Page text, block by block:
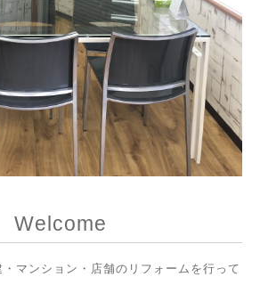
Welcome
マンション・店舗のリフォームを行って